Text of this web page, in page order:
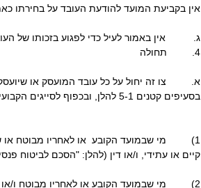
אין בקביעת המועד להודעת העובד על בחירתו
ג. אין באמור לעיל כדי לפגוע בזכותו של
4. תחולה
א. צו זה יחול על כל עובד המועסק או שיועסק
בסעיפים קטנים 5-1 להלן, ובכפוף לסייגים הקבועים, ככל שקבועים, בהם (להלן בצו זה: "עובד" ו/או "עובדים"):
1) מי שבמועד הקובע או לאחריו מבוטח או
קיים או עתידי, ו/או דין (להלן: "הסכם לביטוח
2) מי שבמועד הקובע או לאחריו מבוטח ו/או